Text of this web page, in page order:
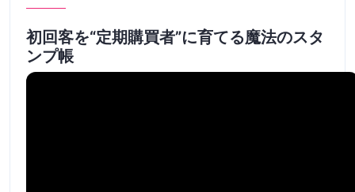
初回客を“定期購買者”に育てる魔法のスタ
ンプ帳